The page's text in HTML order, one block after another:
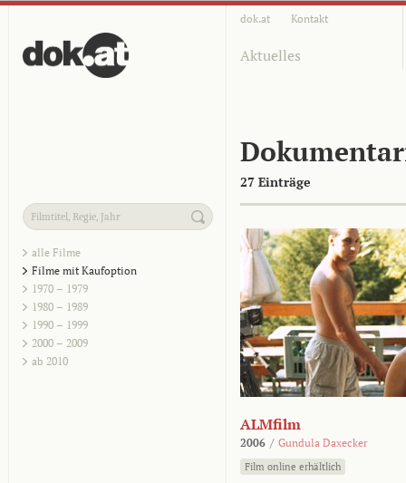
dok.at Kontakt
Aktuelles
27 Einträge
alle Filme
Filme mit Kaufoption
1970 – 1979
1980 – 1989
1990 – 1999
2000 – 2009
ab 2010
ALMfilm
2006 / Gundula Daxecker
Film online erhältlich